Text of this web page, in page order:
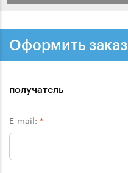
Оформить заказ
получатель
E-mail: *